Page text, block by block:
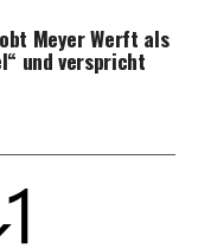
Mey­er Werft als
und ver­spricht